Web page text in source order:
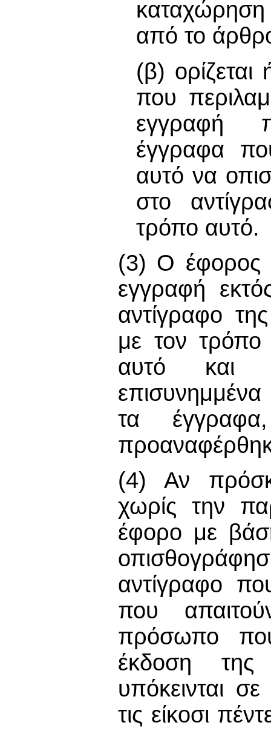
από το
(β)
που
εγγραφή
έγγραφα
αυτό να
στο
τρόπο αυτό.
(3) Ο έφορος
εγγραφή
αντίγραφο
με τον τρόπο
αυτό και
τα
(4) Αν
χωρίς την
έφορο με
αντίγραφο
που
πρόσωπο που
έκδοση
υπόκεινται
τις είκοσι